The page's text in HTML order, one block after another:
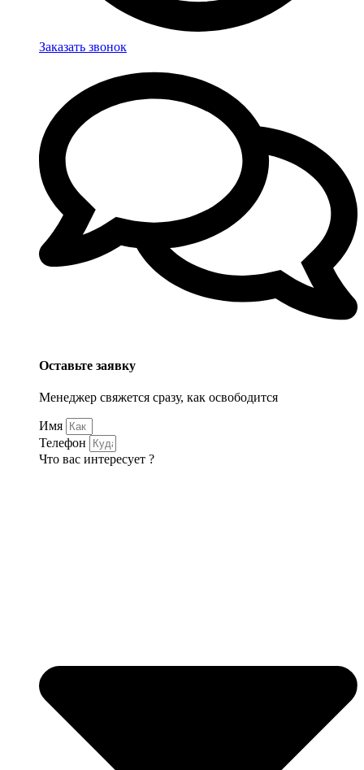
Заказать звонок
Оставьте заявку
Менеджер свяжется сразу, как освободится
Имя
Телефон
Что вас интересует ?